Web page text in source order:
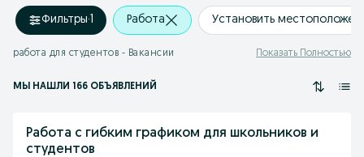
Фильтры·1 Работа Установить
работа для студентов - Вакансии Показать Полностью
МЫ НАШЛИ 166 ОБЪЯВЛЕНИЙ
Работа с гибким графиком для школьников и
студентов